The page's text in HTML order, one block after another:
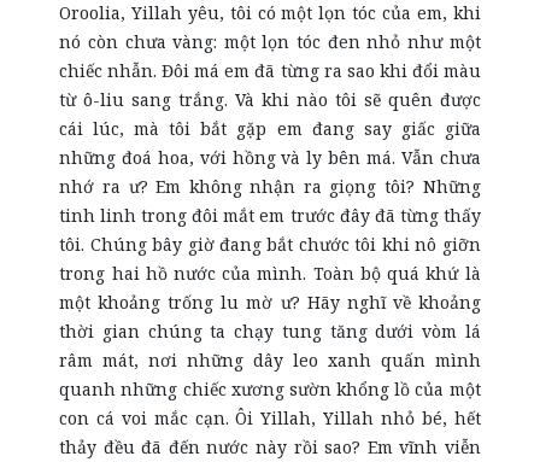
Oroolia, Yillah yêu, tôi có một lọn tóc của em, khi
nó còn chưa vàng: một lọn tóc đen nhỏ như một
chiếc nhẫn. Đôi má em đã từng ra sao khi đổi màu
từ ô-liu sang trắng. Và khi nào tôi sẽ quên được
cái lúc, mà tôi bắt gặp em đang say giấc giữa
những đoá hoa, với hồng và ly bên má. Vẫn chưa
nhớ ra ư? Em không nhận ra giọng tôi? Những
tinh linh trong đôi mắt em trước đây đã từng thấy
tôi. Chúng bây giờ đang bắt chước tôi khi nô giỡn
trong hai hồ nước của mình. Toàn bộ quá khứ là
một khoảng trống lu mờ ư? Hãy nghĩ về khoảng
thời gian chúng ta chạy tung tăng dưới vòm lá
râm mát, nơi những dây leo xanh quấn mình
quanh những chiếc xương sườn khổng lồ của một
con cá voi mắc cạn. Ôi Yillah, Yillah nhỏ bé, hết
thảy đều đã đến nước này rồi sao? Em vĩnh viễn